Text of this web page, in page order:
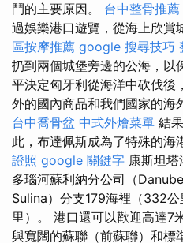
鬥的主要原因。 台中整骨推薦
過娛樂港口遊覽，從海上欣賞
區按摩推薦 google 搜尋技巧
扔到兩個城堡旁邊的公海，以
平決定匈牙利從海洋中砍伐後
外的國內商品和我們國家的海
台中喬骨盆 中式外燴菜單 結
此，布達佩斯成為了特殊的海
證照 google 關鍵字 康斯坦
多瑙河蘇利納分公司（Danube
Sulina）分支179海裡（332
里）。 港口還可以歡迎高達7
與寬闊的蘇聯（前蘇聯）和標